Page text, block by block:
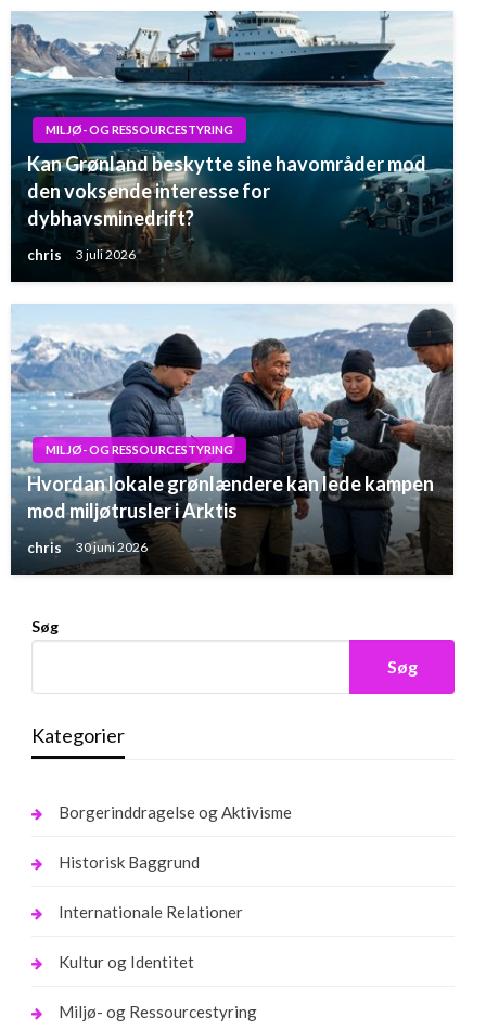
MILJØ- OG RESSOURCESTYRING
Kan Grønland beskytte sine havområder mod
den voksende interesse for
dybhavsminedrift?
chris 3 juli 2026
MILJØ- OG RESSOURCESTYRING
Hvordan lokale grønlændere kan lede kampen
mod miljøtrusler i Arktis
chris 30 juni 2026
Søg
Søg
Kategorier
Borgerinddragelse og Aktivisme
Historisk Baggrund
Internationale Relationer
Kultur og Identitet
Miljø- og Ressourcestyring